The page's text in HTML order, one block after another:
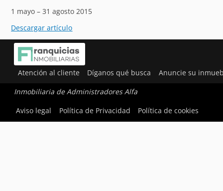
1 mayo – 31 agosto 2015
Descargar artículo
Atención al cliente Díganos qué busca Anuncie su
Inmobiliaria de Administradores Alfa
Aviso legal
Política de Privacidad Política de cookies